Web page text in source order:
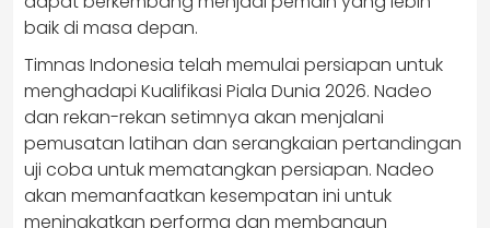
baik di masa depan.
Timnas Indonesia telah memulai persiapan untuk
menghadapi Kualifikasi Piala Dunia 2026. Nadeo
dan rekan-rekan setimnya akan menjalani
pemusatan latihan dan serangkaian pertandingan
uji coba untuk mematangkan persiapan. Nadeo
akan memanfaatkan kesempatan ini untuk
meningkatkan performa dan membangun